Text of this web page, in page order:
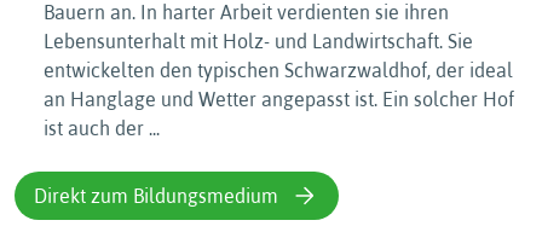
Bauern an. In harter Arbeit verdienten sie ihren
Lebensunterhalt mit Holz- und Landwirtschaft. Sie
entwickelten den typischen Schwarzwaldhof, der ideal
an Hanglage und Wetter angepasst ist. Ein solcher Hof
ist auch der ...
Direkt zum Bildungsmedium